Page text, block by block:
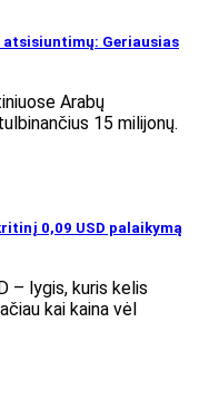
Geriausias
Arabų
15 milijonų.
0,09 USD palaikymą
– lygis, kuris kelis
kai kaina vėl